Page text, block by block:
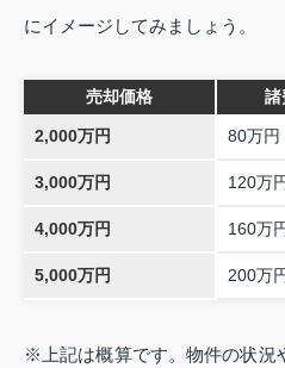
にイメージしてみましょう。
売却価格 諸
2,000万円 80万円
3,000万円 120万
4,000万円 160万
5,000万円 200万
※上記は概算です。物件の状況